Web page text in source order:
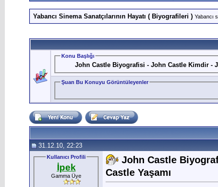
Yabancı Sinema Sanatçılarının Hayatı ( Biyografileri ) Yabancı
Konu Başlığı
John Castle Biyografisi - John Castle Kimdir -
Şuan Bu Konuyu Görüntüleyenler
31.12.10, 22:23
Kullanıcı Profili
İpek
Gamma Üye
John Castle
Castle Yaşamı